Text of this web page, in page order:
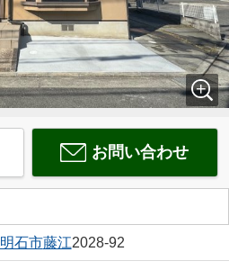
お問い合わせ
明石市藤江2028-92